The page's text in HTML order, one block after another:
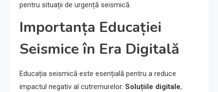
pentru situații de urgență seismică.
Importanța Educației
Seismice în Era Digitală
Educația seismică este esențială pentru a reduce
impactul negativ al cutremurelor. Soluțiile digitale,